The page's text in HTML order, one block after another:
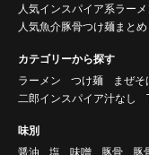
人気インスパイア系ラー
人気魚介豚骨つけ麺まとめ
カテゴリーから探す
ラーメン
つけ麺 まぜそ
二郎インスパイア汁なし
味別
醤油
塩 味噌 豚骨 豚